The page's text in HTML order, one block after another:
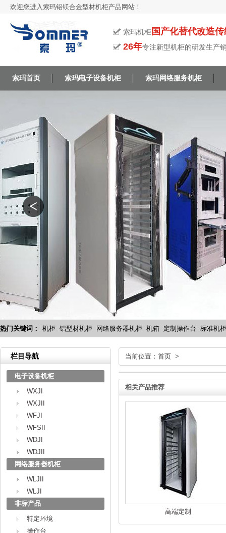
欢迎您进入索玛铝镁合金型材机柜产品网站！
索玛机柜国产化替代改造
26年专注新型机柜的研发生产
索玛首页 索玛电子设备机柜 索玛网络服务机柜
热门关键词： 机柜 铝型材机柜 网络服务器机柜 机箱 定制操作台 标准机柜
栏目导航
电子设备机柜
WXJI
WXJII
WFJI
WFSII
WDJI
WDJII
网络服务器机柜
WLJII
WLJI
非标产品
特定环境
操作台
当前位置： 首页 >
相关产品推荐
高端定制